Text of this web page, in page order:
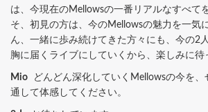
は、今現在のMellowsの一番リアルなすべて
そ、初見の方は、今のMellowsの魅力を一気
ん、一緒に歩み続けてきた方々にも、今の2
胸に届くライブにしていくから、楽しみに待
Mio どんどん深化していくMellowsの今を、
通して体感してください。